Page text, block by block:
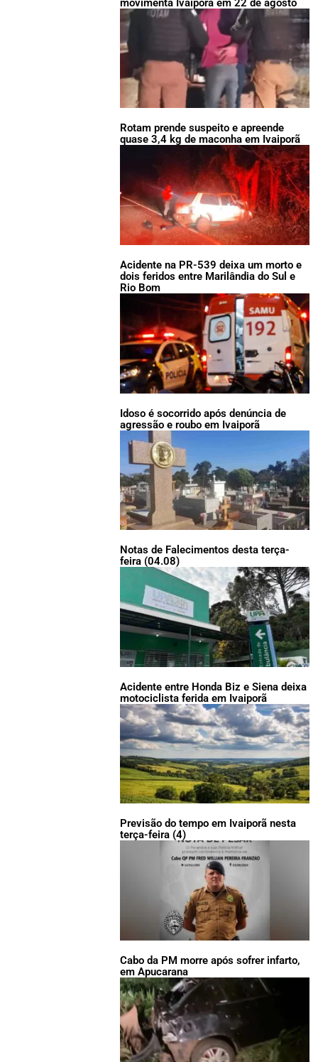
movimenta Ivaiporã em 22 de agosto
Rotam prende suspeito e apreende
quase 3,4 kg de maconha em Ivaiporã
Acidente na PR-539 deixa um morto e
dois feridos entre Marilândia do Sul e
Rio Bom
Idoso é socorrido após denúncia de
agressão e roubo em Ivaiporã
Notas de Falecimentos desta terça-
feira (04.08)
Acidente entre Honda Biz e Siena deixa
motociclista ferida em Ivaiporã
Previsão do tempo em Ivaiporã nesta
terça-feira (4)
Cabo da PM morre após sofrer infarto,
em Apucarana